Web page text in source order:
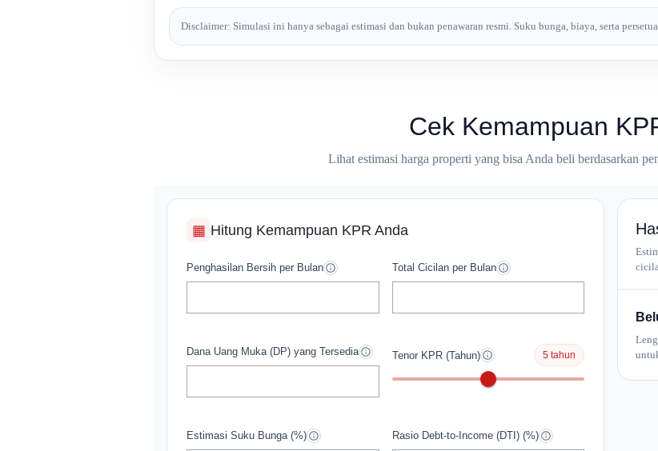
Disclaimer: Simulasi ini hanya sebagai estimasi dan bukan penawaran resmi. Suku bunga, biaya, serta
Cek Kemampuan
Lihat estimasi harga properti yang bisa Anda beli berdasarkan
▦ Hitung Kemampuan KPR Anda
Penghasilan Bersih per Bulan Total Cicilan per Bulan
Dana Uang Muka (DP) yang Tersedia Tenor KPR (Tahun) 5 tahun
Estimasi Suku Bunga (%) Rasio Debt-to-Income (DTI) (%)